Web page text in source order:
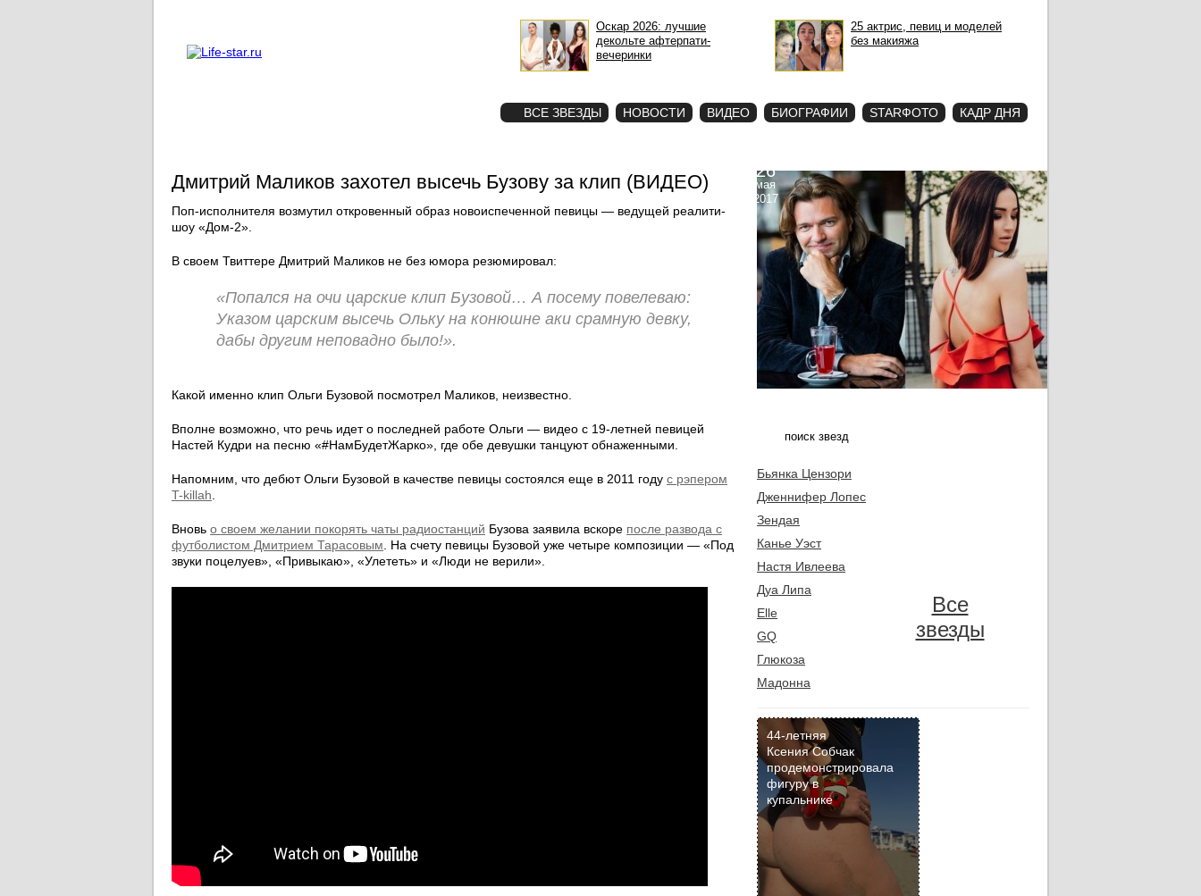
Оскар 2026: лучшие
декольте афтерпати-
вечеринки
25 актрис, певиц и моделей
без макияжа
ВСЕ ЗВЕЗДЫ НОВОСТИ ВИДЕО БИОГРАФИИ STARФОТО КАДР ДНЯ
Дмитрий Маликов захотел высечь Бузову за клип (ВИДЕО)
Поп-исполнителя возмутил откровенный образ новоиспеченной певицы — ведущей реалити-
шоу «Дом-2».
В своем Твиттере Дмитрий Маликов не без юмора резюмировал:
«Попался на очи царские клип Бузовой… А посему повелеваю:
Указом царским высечь Ольку на конюшне аки срамную девку,
дабы другим неповадно было!».
Какой именно клип Ольги Бузовой посмотрел Маликов, неизвестно.
Вполне возможно, что речь идет о последней работе Ольги — видео с 19-летней певицей
Настей Кудри на песню «#НамБудетЖарко», где обе девушки танцуют обнаженными.
Напомним, что дебют Ольги Бузовой в качестве певицы состоялся еще в 2011 году с рэпером
T-killah
Вновь о своем желании покорять чаты радиостанций Бузова заявила вскоре после развода с
футболистом Дмитрием Тарасовым . На счету певицы Бузовой уже четыре композиции — «Под
звуки поцелуев», «Привыкаю», «Улететь» и «Люди не верили».
26
мая
2017
Бьянка Цензори
Дженнифер Лопес
Зендая
Канье Уэст
Настя Ивлеева
Дуа Липа
Elle
GQ
Глюкоза
Мадонна
Все
звезды
44-летняя
Ксения Собчак
продемонстрировала
фигуру в
купальнике